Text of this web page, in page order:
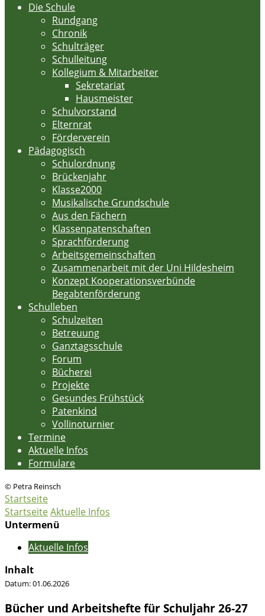
Die Schule
Rundgang
Chronik
Schulträger
Schulleitung
Kollegium & Mitarbeiter
Sekretariat
Hausmeister
Schulvorstand
Elternrat
Förderverein
Pädagogisch
Schulordnung
Brückenjahr
Klasse2000
Musikalische Grundschule
Aus den Fächern
Klassenpatenschaften
Sprachförderung
Arbeitsgemeinschaften
Zusammenarbeit mit der Uni Hildesheim
Konzept Kooperationsverbünde
Begabtenförderung
Schulleben
Schulzeiten
Betreuung
Ganztagsschule
Forum
Bücherei
Projekte
Gesundes Frühstück
Patenkind
Vollinoturnier
Termine
Aktuelle Infos
Formulare
© Petra Reinsch
Startseite
StartseiteAktuelle Infos
Untermenü
Aktuelle Infos
Inhalt
Datum:01.06.2026
Bücher und Arbeitshefte für Schuljahr 26-27